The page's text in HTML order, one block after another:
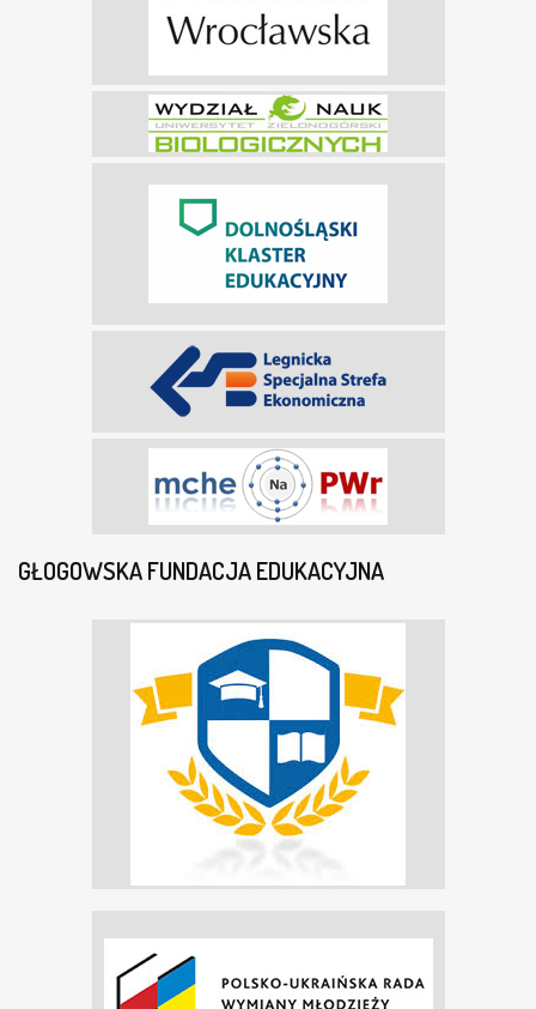
GŁOGOWSKA FUNDACJA EDUKACYJNA